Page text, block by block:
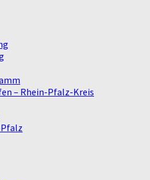
– Rhein-Pfalz-Kreis